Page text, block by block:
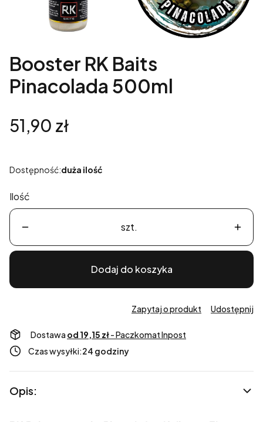
Booster RK Baits
Pinacolada 500ml
Cena
51,90 zł
Dostępność:duża ilość
Ilość
szt.
Dodaj do koszyka
Zapytaj o produkt Udostępnij
Dostawa od 19,15 zł- Paczkomat Inpost
Czas wysyłki:24 godziny
Opis: